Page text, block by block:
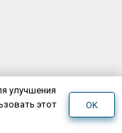
улучшения
этот
OK